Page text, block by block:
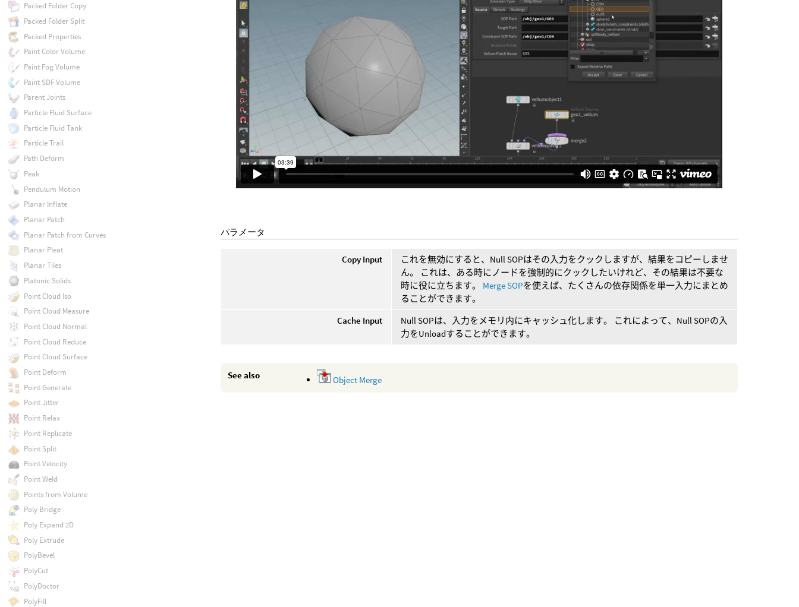
パラメータ
Copy Input
これを無効にすると、Null SOPはその入力をクックしますが、結果をコピーしませ
ん。 これは、ある時にノードを強制的にクックしたいけれど、その結果は不要な
時に役に立ちます。 Merge SOPを使えば、たくさんの依存関係を単一入力にまとめ
ることができます。
Cache Input
Null SOPは、入力をメモリ内にキャッシュ化します。 これによって、Null SOPの入
力をUnloadすることができます。
See also Object Merge
Packed Folder Copy
Packed Folder Split
Packed Properties
Paint Color Volume
Paint Fog Volume
Paint SDF Volume
Parent Joints
Particle Fluid Surface
Particle Fluid Tank
Particle Trail
Path Deform
Peak
Pendulum Motion
Planar Inflate
Planar Patch
Planar Patch from Curves
Planar Pleat
Planar Tiles
Platonic Solids
Point Cloud Iso
Point Cloud Measure
Point Cloud Normal
Point Cloud Reduce
Point Cloud Surface
Point Deform
Point Generate
Point Jitter
Point Relax
Point Replicate
Point Split
Point Velocity
Point Weld
Points from Volume
Poly Bridge
Poly Expand 2D
Poly Extrude
PolyBevel
PolyCut
PolyDoctor
PolyFill